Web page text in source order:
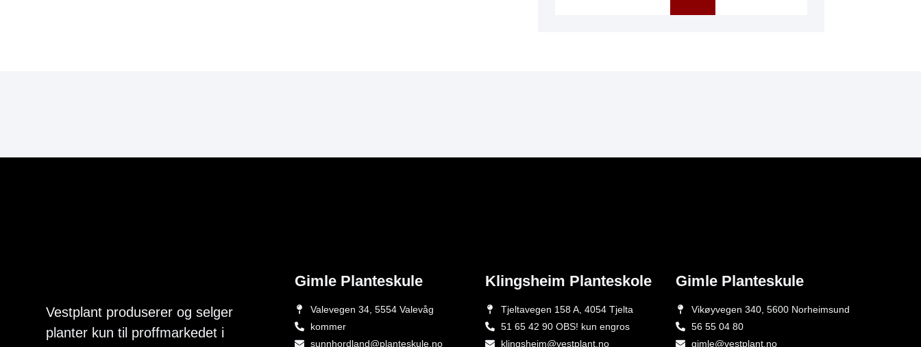
Vestplant produserer og selger
planter kun til proffmarkedet i
Gimle Planteskule
Valevegen 34, 5554 Valevåg
kommer
sunnhordland@planteskule.no
Klingsheim Planteskole
Tjeltavegen 158 A, 4054 Tjelta
51 65 42 90 OBS! kun engros
klingsheim@vestplant.no
Gimle Planteskule
Vikøyvegen 340, 5600 Norheimsund
56 55 04 80
gimle@vestplant.no